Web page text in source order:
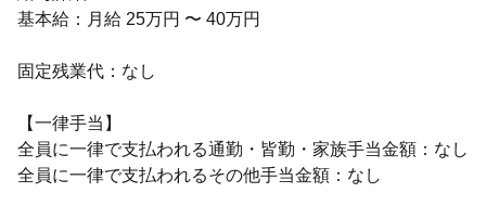
基本給：月給 25万円 〜 40万円
固定残業代：なし
【一律手当】
全員に一律で支払われる通勤・皆勤・家族手当金額：なし
全員に一律で支払われるその他手当金額：なし